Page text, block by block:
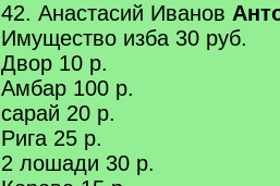
42. Анастасий Иванов
Имущество изба 30 руб.
Двор 10 р.
Амбар 100 р.
сарай 20 р.
Рига 25 р.
2 лошади 30 р.